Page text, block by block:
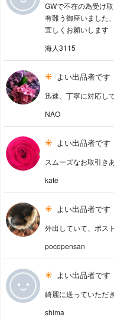
GWで不在の為受け
有難う御座いました
宜しくお願いします
海人3115
よい出品者です
迅速、丁寧に対応し
NAO
よい出品者です
スムーズなお取引き
kate
よい出品者です
外出していて、ポス
pocopensan
よい出品者です
綺麗に送っていただ
shima